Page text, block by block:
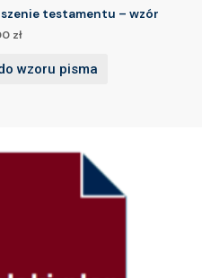
testamentu – wzór
zł
wzoru pisma